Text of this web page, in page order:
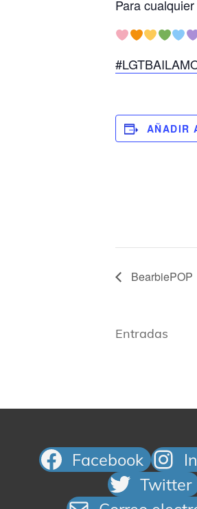
Para
AÑADIR
BearbiePOP
Entradas
Facebook
Twitter